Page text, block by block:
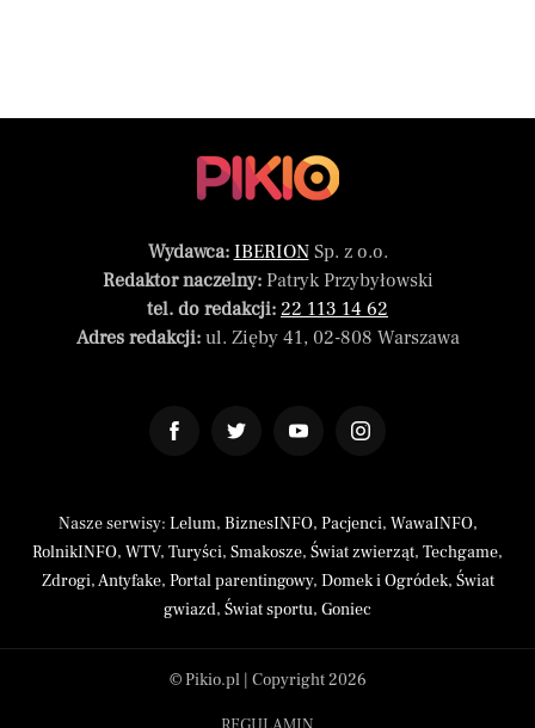
Wydawca: IBERIONSp. z o.o.
Redaktor naczelny:Patryk Przybyłowski
tel. do redakcji: 22 113 14 62
Adres redakcji:ul. Zięby 41, 02-808 Warszawa
Nasze serwisy: Lelum, BiznesINFO, Pacjenci, WawaINFO,
RolnikINFO, WTV, Turyści, Smakosze, Świat zwierząt, Techgame,
Zdrogi,Antyfake, Portal parentingowy, Domek i Ogródek, Świat
gwiazd, Świat sportu, Goniec
© Pikio.pl | Copyright 2026